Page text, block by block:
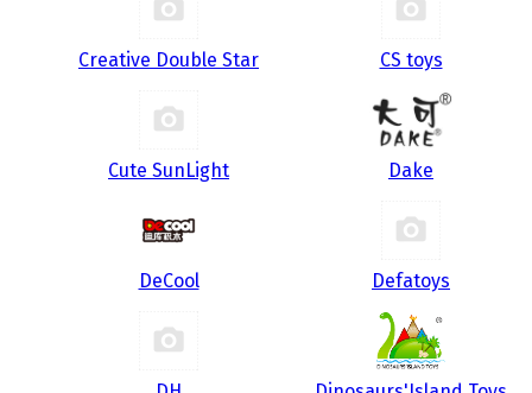
Creative Double Star CS toys
Cute SunLight Dake
DeCool Defatoys